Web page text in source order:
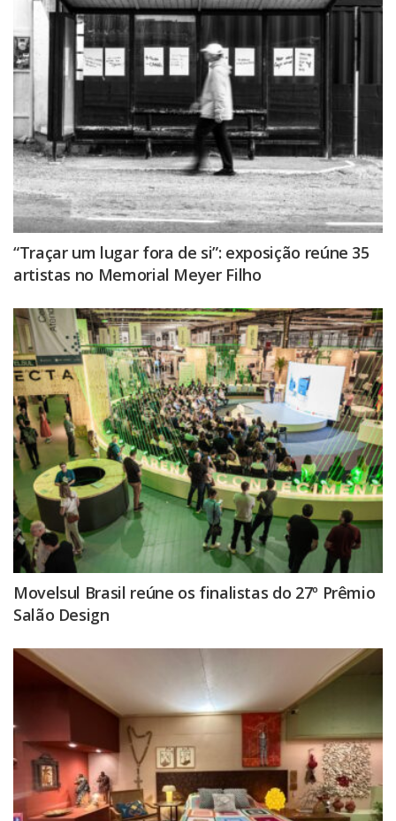
“Traçar um lugar fora de si”: exposição reúne 35
artistas no Memorial Meyer Filho
Movelsul Brasil reúne os finalistas do 27º Prêmio
Salão Design